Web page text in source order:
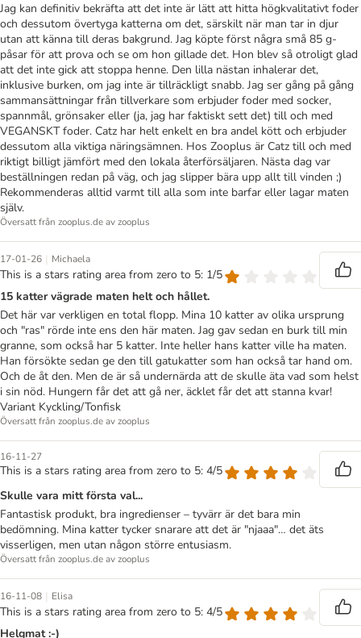
Jag kan definitiv bekräfta att det inte är lätt att hitta högkvalitativt foder
och dessutom övertyga katterna om det, särskilt när man tar in djur
utan att känna till deras bakgrund. Jag köpte först några små 85 g-
påsar för att prova och se om hon gillade det. Hon blev så otroligt glad
att det inte gick att stoppa henne. Den lilla nästan inhalerar det,
inklusive burken, om jag inte är tillräckligt snabb. Jag ser gång på gång
sammansättningar från tillverkare som erbjuder foder med socker,
spannmål, grönsaker eller (ja, jag har faktiskt sett det) till och med
VEGANSKT foder. Catz har helt enkelt en bra andel kött och erbjuder
dessutom alla viktiga näringsämnen. Hos Zooplus är Catz till och med
riktigt billigt jämfört med den lokala återförsäljaren. Nästa dag var
beställningen redan på väg, och jag slipper bära upp allt till vinden ;)
Rekommenderas alltid varmt till alla som inte barfar eller lagar maten
själv.
Översatt från zooplus.de av zooplus
17-01-26 | Michaela
This is a stars rating area from zero to 5: 1/5
15 katter vägrade maten helt och hållet.
Det här var verkligen en total flopp. Mina 10 katter av olika ursprung
och "ras" rörde inte ens den här maten. Jag gav sedan en burk till min
granne, som också har 5 katter. Inte heller hans katter ville ha maten.
Han försökte sedan ge den till gatukatter som han också tar hand om.
Och de åt den. Men de är så undernärda att de skulle äta vad som helst
i sin nöd. Hungern får det att gå ner, äcklet får det att stanna kvar!
Variant Kyckling/Tonfisk
Översatt från zooplus.de av zooplus
16-11-27
This is a stars rating area from zero to 5: 4/5
Skulle vara mitt första val...
Fantastisk produkt, bra ingredienser – tyvärr är det bara min
bedömning. Mina katter tycker snarare att det är "njaaa"… det äts
visserligen, men utan någon större entusiasm.
Översatt från zooplus.de av zooplus
16-11-08 | Elisa
This is a stars rating area from zero to 5: 4/5
Helgmat :-)